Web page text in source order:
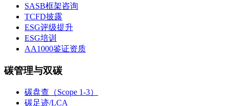
SASB框架咨询
TCFD披露
ESG评级提升
ESG培训
AA1000鉴证资质
碳管理与双碳
碳盘查（Scope 1-3）
碳足迹/LCA